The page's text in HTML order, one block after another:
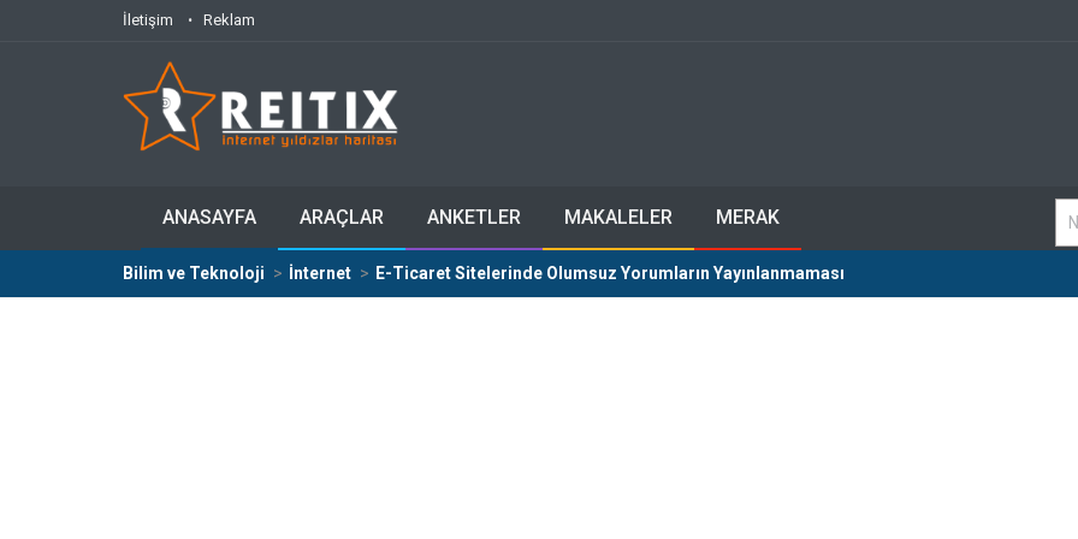
İletişim Reklam
ANASAYFA ARAÇLAR ANKETLER MAKALELER MERAK
Bilim ve Teknoloji İnternet E-Ticaret Sitelerinde Olumsuz Yorumların Yayınlanmaması